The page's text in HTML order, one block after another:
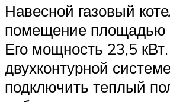
Навесной газовый
помещение площадью
Его мощность 23,5
двухконтурной
подключить теплый